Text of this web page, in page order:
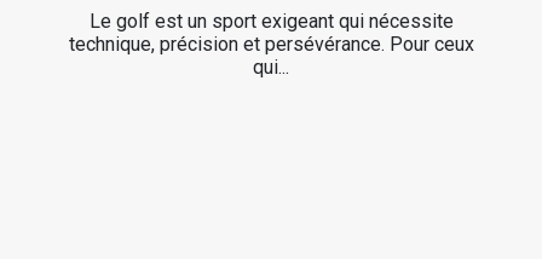
Le golf est un sport exigeant qui nécessite
technique, précision et persévérance. Pour ceux
qui...